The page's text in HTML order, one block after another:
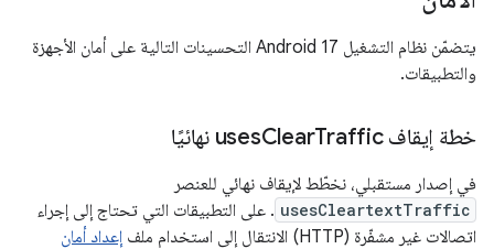
يتضمّن نظام التشغيل Android 17 التحسينات التالية على أمان الأجهزة
والتطبيقات.
خطة إيقاف uses ClearTraffic نهائيًا
في إصدار مستقبلي، نخطّط لإيقاف نهائي للعنصر
usesCleartextTraffic . على التطبيقات التي تحتاج إلى إجراء
اتصالات غير مشفّرة (HTTP) الانتقال إلى استخدام ملف
إعداد أمان